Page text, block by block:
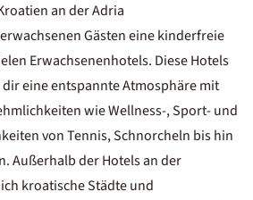
an der Adria
Gästen eine kinderfreie
Erwachsenenhotels. Diese Hotels
eine entspannte Atmosphäre mit
wie Wellness-, Sport- und
von Tennis, Schnorcheln bis hin
Außerhalb der Hotelsan der
kroatische Städte und